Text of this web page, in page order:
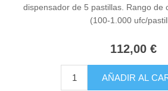
dispensador de 5 pastillas. Rango de
(100-1.000 ufc/
112,00 €
AÑADIR AL